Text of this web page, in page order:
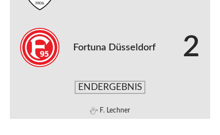
Fortuna Düsseldorf 2
ENDERGEBNIS
F. Lechner